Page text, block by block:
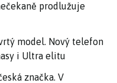
prodlužuje
model. Nový telefon
i Ultra elitu
značka. V